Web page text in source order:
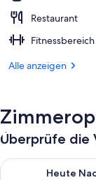
Restaurant
Fitnessbereich
Alle anzeigen
Überprüfe die
Heute
Überprüfe die